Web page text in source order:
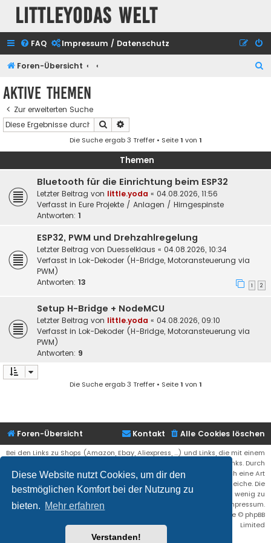
Diese Website nutzt Cookies, um dir den
bestmöglichen Komfort bei der Nutzung zu
bieten. Mehr erfahren
Verstanden!
Littleyodas Welt
FAQ Impressum / Datenschutz
Foren-Übersicht
Aktive Themen
Zur erweiterten Suche
Suche
Die Suche ergab 3 Treffer • Seite1 von 1
Themen
Bluetooth für die Einrichtung beim ESP32
Letzter Beitrag von little.yoda « 04.08.2026, 11:56
Verfasst in Eure Projekte / Anlagen / Hirngespinste
Antworten: 1
ESP32, PWM und Drehzahlregelung
Letzter Beitrag von Duesselklaus « 04.08.2026, 10:34
Verfasst in Lok-Dekoder (H-Bridge, Motoransteuerung via
PWM)
Antworten: 13 1 2
Setup H-Bridge + NodeMCU
Letzter Beitrag von little.yoda « 04.08.2026, 09:10
Verfasst in Lok-Dekoder (H-Bridge, Motoransteuerung via
PWM)
Antworten: 9
Die Suche ergab 3 Treffer • Seite1 von 1
Foren-Übersicht Alle Cookies löschen
Kontakt
Bei den Links zu Shops (Amazon, Ebay, Aliexpress, ...) und Links, die mit einem
Stern (*) markiert sind, kann es sich um sogenannte Affiliate Links. Durch
den Kauf eines Produktes über einen Affiliate Link erhälte ich eine Art
Umsatzbeteiligung gutgeschrieben. Für euch bleibt der Preis der gleiche. Die
Einnahmen helfen die Hostgebühren für diese Webseite ein wenig zu
reduzieren. Siehe auch das Impressum.
® Forum Software © phpBB
Limited